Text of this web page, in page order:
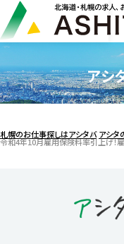
アシ
札幌のお仕事探しはアシタバ アシタ
令和4年10月雇用保険料率引上げ！